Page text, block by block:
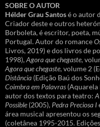
SOBRE O AUTOR
Hélder Grau Santosé o autor
Criador deste e outros
Borboleta, é escritor, poeta,
Portugal. Autor do romance
Livros, 2019) e dos livros de
1998),Agora que chegaste,
Agora que chegaste, volume 2
Distância (Edição Baú dos
Coimbra em Palavras
autor dos textos para teatro:
Possible (2005), Pedra Preciosa I
área musical apresentou os
(coletânea 1995-2015.